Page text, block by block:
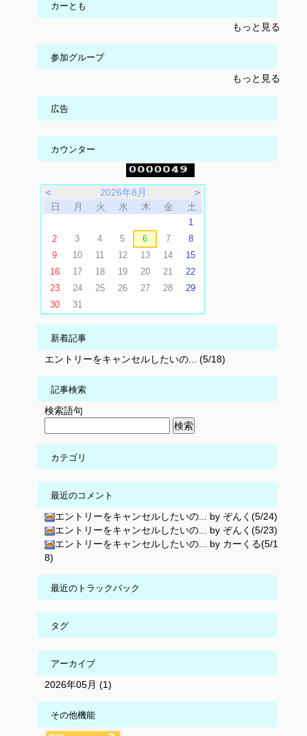
カーとも
もっと見る
参加グループ
もっと見る
広告
カウンター
＜ 2026年8月
＞
日
月 火 水 木 金 土
1
2
3 4 5 6 7
8
9
10 11 12 13 14
15
16
17 18 19 20 21
22
23
24 25 26 27 28
29
30
31
新着記事
エントリーをキャンセルしたいの... (5/18)
記事検索
検索語句
カテゴリ
最近のコメント
エントリーをキャンセルしたいの... by ぞんく(5/24)
エントリーをキャンセルしたいの... by ぞんく(5/23)
エントリーをキャンセルしたいの... by カーくる(5/1
8)
最近のトラックバック
タグ
アーカイブ
2026年05月 (1)
その他機能